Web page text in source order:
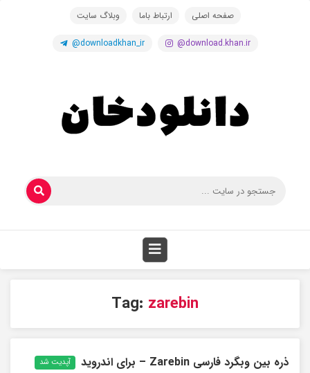
صفحه اصلی ارتباط باما وبلاگ سایت
@download.khan.ir
@downloadkhan_ir
Tag: zarebin
ذره بین وبگرد فارسی Zarebin – برای اندروید آپدیت شد